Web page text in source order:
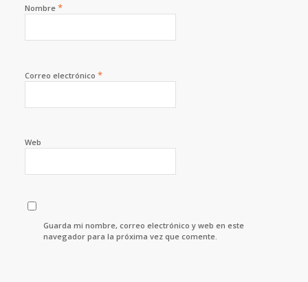
Nombre *
Correo electrónico *
Web
Guarda mi nombre, correo electrónico y web en este
navegador para la próxima vez que comente.